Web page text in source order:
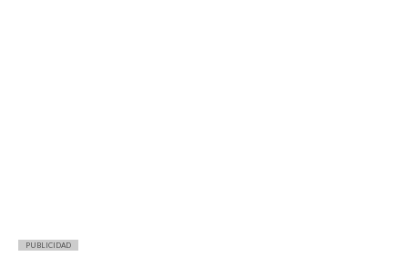
PUBLICIDAD